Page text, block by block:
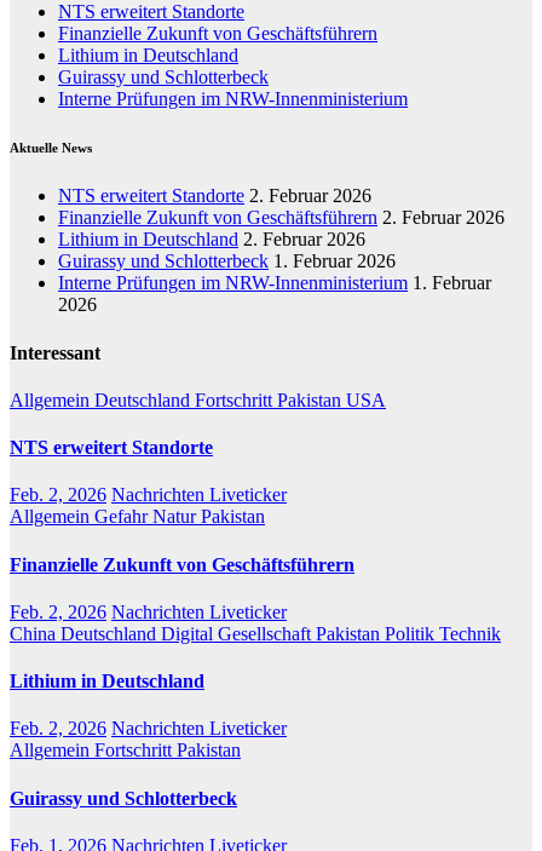
NTS erweitert Standorte
Finanzielle Zukunft von Geschäftsführern
Lithium in Deutschland
Guirassy und Schlotterbeck
Interne Prüfungen im NRW-Innenministerium
Aktuelle News
NTS erweitert Standorte 2. Februar 2026
Finanzielle Zukunft von Geschäftsführern 2. Februar 2026
Lithium in Deutschland 2. Februar 2026
Guirassy und Schlotterbeck 1. Februar 2026
Interne Prüfungen im NRW-Innenministerium 1. Februar
2026
Interessant
Allgemein Deutschland Fortschritt Pakistan USA
NTS erweitert Standorte
Feb. 2, 2026 Nachrichten Liveticker
Allgemein GefahrNaturPakistan
Finanzielle Zukunft von Geschäftsführern
Feb. 2, 2026 Nachrichten Liveticker
China Deutschland Digital Gesellschaft Pakistan Politik Technik
Lithium in Deutschland
Feb. 2, 2026 Nachrichten Liveticker
Allgemein Fortschritt Pakistan
Guirassy und Schlotterbeck
Feb. 1, 2026 Nachrichten Liveticker